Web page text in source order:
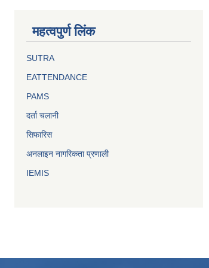
महत्वपुर्ण लिंक
SUTRA
EATTENDANCE
PAMS
दर्ता चलानी
सिफारिस
अनलाइन नागरिकता प्रणाली
IEMIS